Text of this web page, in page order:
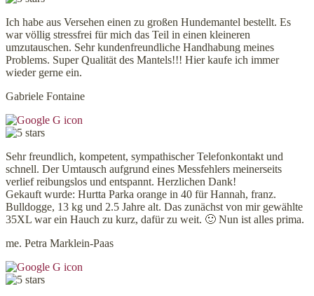
Ich habe aus Versehen einen zu großen Hundemantel bestellt. Es
war völlig stressfrei für mich das Teil in einen kleineren
umzutauschen. Sehr kundenfreundliche Handhabung meines
Problems. Super Qualität des Mantels!!! Hier kaufe ich immer
wieder gerne ein.
Gabriele Fontaine
Sehr freundlich, kompetent, sympathischer Telefonkontakt und
schnell. Der Umtausch aufgrund eines Messfehlers meinerseits
verlief reibungslos und entspannt. Herzlichen Dank!
Gekauft wurde: Hurtta Parka orange in 40 für Hannah, franz.
Bulldogge, 13 kg und 2.5 Jahre alt. Das zunächst von mir gewählte
35XL war ein Hauch zu kurz, dafür zu weit. 🙂 Nun ist alles prima.
me. Petra Marklein-Paas